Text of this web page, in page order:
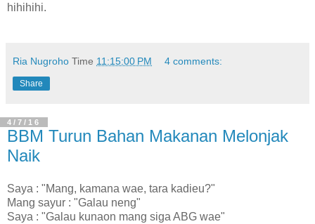
hihihihi.
Ria Nugroho Time 11:15:00 PM 4 comments:
Share
4/7/16
BBM Turun Bahan Makanan Melonjak
Naik
Saya : "Mang, kamana wae, tara kadieu?"
Mang sayur : "Galau neng"
Saya : "Galau kunaon mang siga ABG wae"